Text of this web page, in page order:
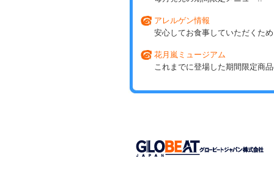
アレルゲン情報
安心してお食事していただくた
花月嵐ミュージアム
これまでに登場した期間限定商